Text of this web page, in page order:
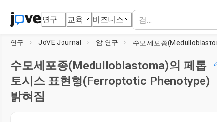
연구 교육 비즈니스
연구 JoVE Journal 암 연구
수모세포종(Medulloblastoma)의 페롭
토시스 표현형(Ferroptotic Phenotype)
밝혀짐